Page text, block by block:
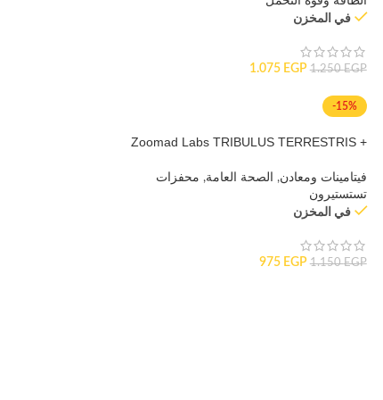
في المخزن
1.250EGP
1.075 EGP
-15%
Zoomad Labs TRIBULUS TERRESTRIS +
فيتامينات ومعادن, الصحة العامة, محفزات
تستستيرون
في المخزن
1.150EGP
975 EGP